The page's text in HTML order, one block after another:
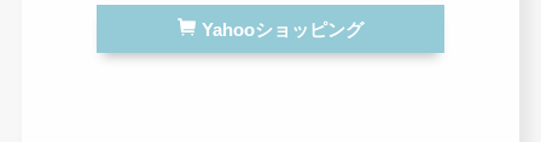
Yahooショッピング